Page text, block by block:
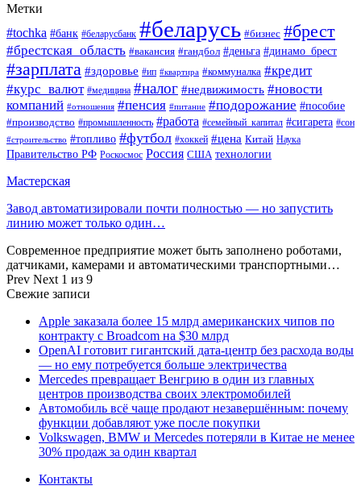
Метки
#tochka #банк #беларусбанк #беларусь #бизнес #брест
#брестская_область #вакансия #гандбол #деньга #динамо_брест
#зарплата #здоровье #ип #квартира #коммуналка #кредит
#курс_валют #медицина #налог #недвижимость #новости
компаний #отношения #пенсия #питание #подорожание #пособие
#производство #промышленность #работа #семейный_капитал #сигарета #сон
#строительство #топливо #футбол #хоккей #цена Китай Наука
Правительство РФ Роскосмос Россия США технологии
Мастерская
Завод автоматизировали почти полностью — но запустить
линию может только один…
Современное предприятие может быть заполнено роботами,
датчиками, камерами и автоматическими транспортными…
Prev Next 1 из 9
Свежие записи
Apple заказала более 15 млрд американских чипов по
контракту с Broadcom на $30 млрд
OpenAI готовит гигантский дата-центр без расхода воды
— но ему потребуется больше электричества
Mercedes превращает Венгрию в один из главных
центров производства своих электромобилей
Автомобиль всё чаще продают незавершённым: почему
функции добавляют уже после покупки
Volkswagen, BMW и Mercedes потеряли в Китае не менее
30% продаж за один квартал
Контакты